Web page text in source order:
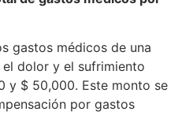
gastos médicos de una
el dolor y el sufrimiento
y $ 50,000. Este monto se
por gastos